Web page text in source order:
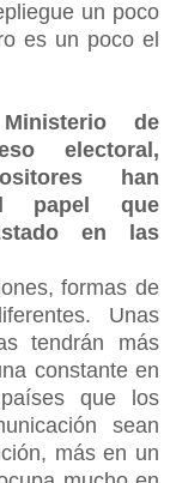
un poco
es un poco el
de
electoral,
han
papel que
en las
formas de
Unas
tendrán más
constante en
que los
sean
más en un